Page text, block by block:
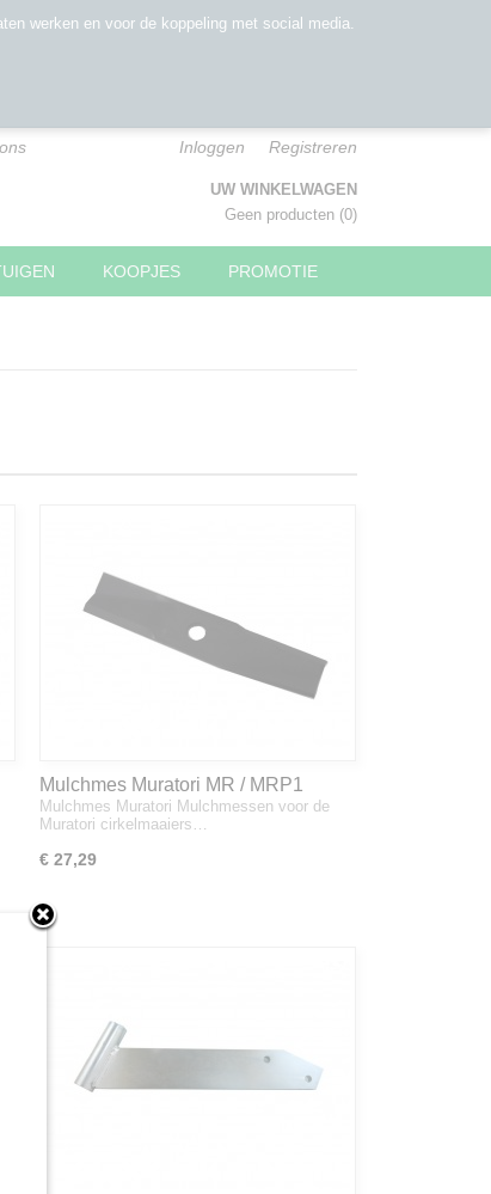
Inloggen Registreren
UW WINKELWAGEN
Geen producten (0)
KOOPJES PROMOTIE
Mulchmes Muratori MR / MRP1
Mulchmes Muratori Mulchmessen voor de
Muratori cirkelmaaiers…
€ 27,29
werken en voor de koppeling met social media.